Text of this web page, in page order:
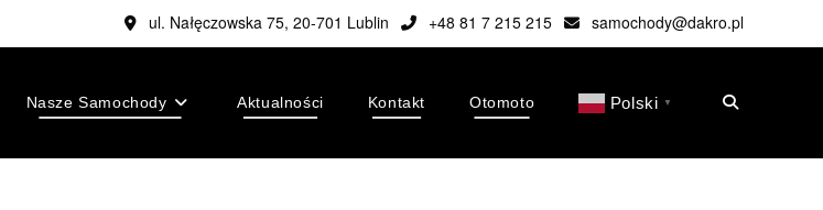
ul. Nałęczowska 75, 20-701 Lublin +48 81 7 215 215 samochody@dakro.pl
Nasze Samochody Aktualności Kontakt Otomoto Polski ▼